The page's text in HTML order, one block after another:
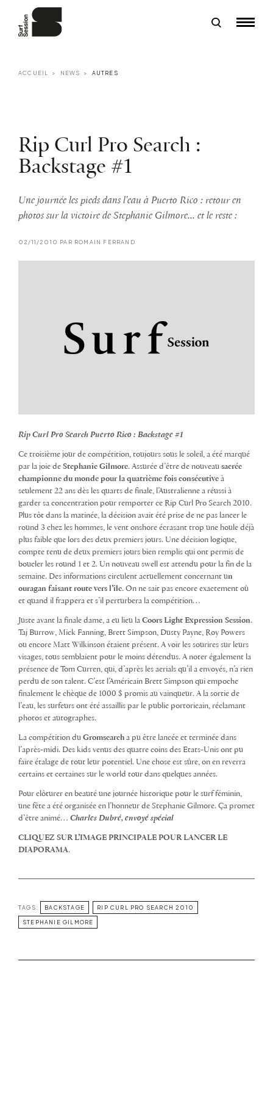
ACCUEIL NEWS AUTRES
Rip Curl Pro Search :
Backstage #1
Une journée les pieds dans l'eau à Puerto Rico : retour en
photos sur la victoire de Stephanie Gilmore... et le reste :
02/11/2010 PAR ROMAIN FERRAND
Rip Curl Pro Search Puerto Rico : Backstage #1
Ce troisième jour de compétition, toujours sous le soleil, a été marqué
par la joie de Stephanie Gilmore. Assurée d’être de nouveau sacrée
championne du monde pour la quatrième fois consécutive à
seulement 22 ans dès les quarts de finale, l’Australienne a réussi à
garder sa concentration pour remporter ce Rip Curl Pro Search 2010.
Plus tôt dans la matinée, la décision avait été prise de ne pas lancer le
round 3 chez les hommes, le vent onshore écrasant trop une houle déjà
plus faible que lors des deux premiers jours. Une décision logique,
compte tenu de deux premiers jours bien remplis qui ont permis de
boucler les round 1 et 2. Un nouveau swell est attendu pour la fin de la
semaine. Des informations circulent actuellement concernant un
ouragan faisant route vers l’île. On ne sait pas encore exactement où
et quand il frappera et s’il perturbera la compétition…
Juste avant la finale dame, a eu lieu la Coors Light Expression Session.
Taj Burrow, Mick Fanning, Brett Simpson, Dusty Payne, Roy Powers
ou encore Matt Wilkinson étaient présent. A voir les sourires sur leurs
visages, tous semblaient pour le moins détendus. A noter également la
présence de Tom Curren, qui, d’après les aerials qu’il a envoyés, n’a rien
perdu de son talent. C’est l’Américain Brett Simpson qui empoche
finalement le chèque de 1000 $ promis au vainqueur. A la sortie de
l’eau, les surfeurs ont été assaillis par le public portoricain, réclamant
photos et autographes.
La compétition du Gromsearch a pu être lancée et terminée dans
l’après-midi. Des kids venus des quatre coins des Etats-Unis ont pu
faire étalage de tout leur potentiel. Une chose est sûre, on en reverra
certains et certaines sur le world tour dans quelques années.
Pour clôturer en beauté une journée historique pour le surf féminin,
une fête a été organisée en l’honneur de Stephanie Gilmore. Ça promet
d’être animé… Charles Dubré, envoyé spécial
CLIQUEZ SUR L’IMAGE PRINCIPALE POUR LANCER LE
DIAPORAMA.
TAGS: BACKSTAGE RIP CURL PRO SEARCH 2010
STEPHANIE GILMORE